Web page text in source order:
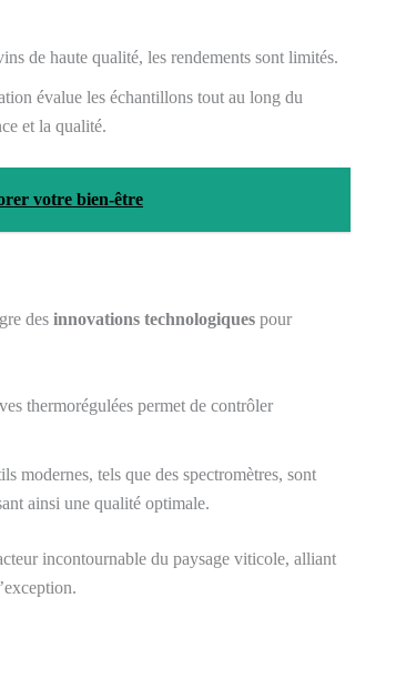
de haute qualité, les rendements sont limités.
évalue les échantillons tout au long du
et la qualité.
votre bien-être
des innovations technologiques pour
thermorégulées permet de contrôler
modernes, tels que des spectromètres, sont
ainsi une qualité optimale.
incontournable du paysage viticole, alliant